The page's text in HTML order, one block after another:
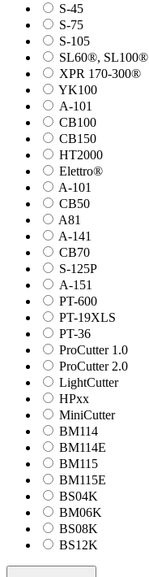
S-45
S-75
S-105
SL60®, SL100®
XPR 170-300®
YK100
А-101
СВ100
СВ150
HT2000
Elettro®
A-101
СВ50
A81
A-141
СВ70
S-125P
А-151
PT-600
PT-19XLS
PT-36
ProCutter 1.0
ProCutter 2.0
LightCutter
HPxx
MiniCutter
BM114
BM114E
BM115
BM115E
BS04K
BM06K
BS08K
BS12K